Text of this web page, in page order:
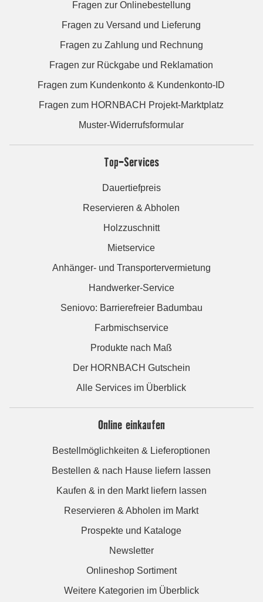
Fragen zur Onlinebestellung
Fragen zu Versand und Lieferung
Fragen zu Zahlung und Rechnung
Fragen zur Rückgabe und Reklamation
Fragen zum Kundenkonto & Kundenkonto-ID
Fragen zum HORNBACH Projekt-Marktplatz
Muster-Widerrufsformular
Top-Services
Dauertiefpreis
Reservieren & Abholen
Holzzuschnitt
Mietservice
Anhänger- und Transportervermietung
Handwerker-Service
Seniovo: Barrierefreier Badumbau
Farbmischservice
Produkte nach Maß
Der HORNBACH Gutschein
Alle Services im Überblick
Online einkaufen
Bestellmöglichkeiten & Lieferoptionen
Bestellen & nach Hause liefern lassen
Kaufen & in den Markt liefern lassen
Reservieren & Abholen im Markt
Prospekte und Kataloge
Newsletter
Onlineshop Sortiment
Weitere Kategorien im Überblick